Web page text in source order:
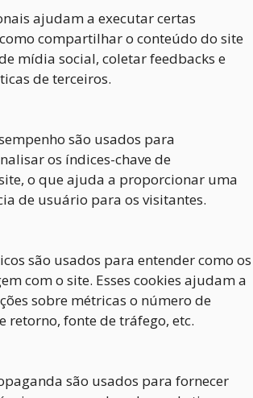
ajudam a executar certas
compartilhar o conteúdo do site
mídia social, coletar feedbacks e
de terceiros.
são usados para
os índices-chave de
o que ajuda a proporcionar uma
de usuário para os visitantes.
são usados para entender como os
com o site. Esses cookies ajudam a
sobre métricas o número de
retorno, fonte de tráfego, etc.
são usados para fornecer